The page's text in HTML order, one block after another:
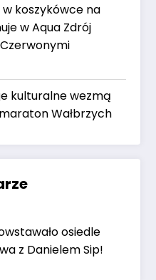
koszykówce na
w Aqua Zdrój
kulturalne wezmą
Wałbrzych
osiedle
z Danielem Sip!